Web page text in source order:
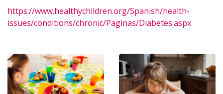
https://www.healthychildren.org/Spanish/health-
issues/conditions/chronic/Paginas/Diabetes.aspx